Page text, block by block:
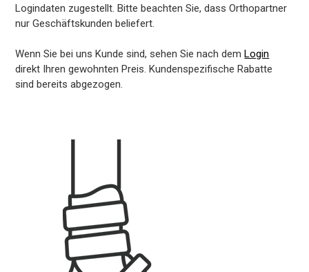
Logindaten zugestellt. Bitte beachten Sie, dass Orthopartner
nur Geschäftskunden beliefert.
Wenn Sie bei uns Kunde sind, sehen Sie nach demLogin
direkt Ihren gewohnten Preis. Kundenspezifische Rabatte
sind bereits abgezogen.